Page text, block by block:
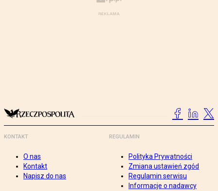
KONTAKT
O nas
Kontakt
Napisz do nas
REGULAMIN
Polityka Prywatności
Zmiana ustawień zgód
Regulamin serwisu
Informacje o nadawcy